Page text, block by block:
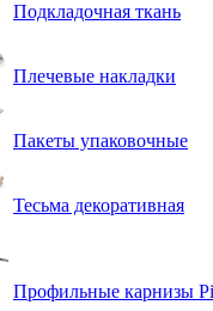
Подкладочная ткань
Плечевые накладки
Пакеты упаковочные
Тесьма декоративная
Профильные карнизы